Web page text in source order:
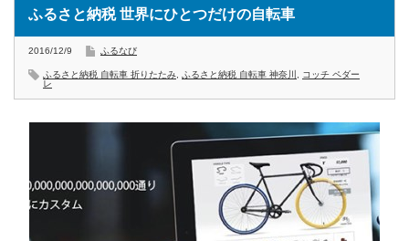
ふるさと納税 世界にひとつだけの自転車
2016/12/9 ふるなび
ふるさと納税 自転車 折りたたみ ふるさと納税 自転車 神奈川
コッチ ペダー
レ